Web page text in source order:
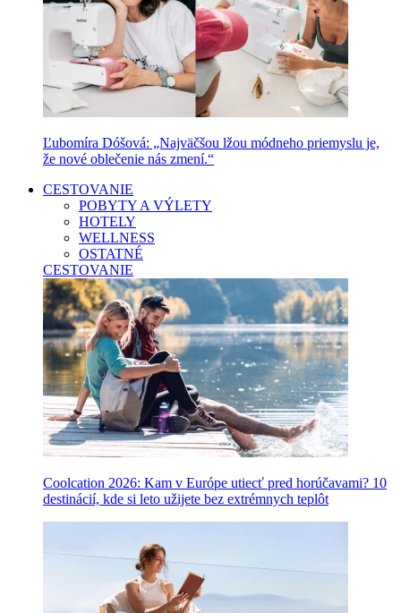
Ľubomíra Dóšová: „Najväčšou lžou módneho priemyslu je,
že nové oblečenie nás zmení.“
CESTOVANIE
POBYTY A VÝLETY
HOTELY
WELLNESS
OSTATNÉ
CESTOVANIE
Coolcation 2026: Kam v Európe utiecť pred horúčavami? 10
destinácií, kde si leto užijete bez extrémnych teplôt